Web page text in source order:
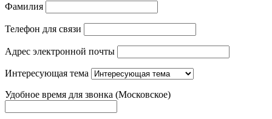
Фамилия
Телефон для связи
Адрес электронной почты
Интересующая тема
Удобное время для звонка (Московское)